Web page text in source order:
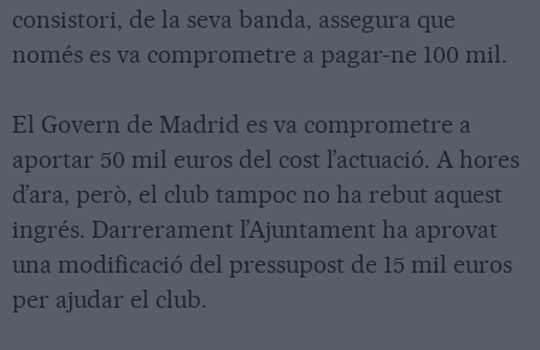
consistori, de la seva banda, assegura que
només es va comprometre a pagar-ne 100 mil.
El Govern de Madrid es va comprometre a
aportar 50 mil euros del cost l’actuació. A hores
d’ara, però, el club tampoc no ha rebut aquest
ingrés. Darrerament l’Ajuntament ha aprovat
una modificació del pressupost de 15 mil euros
per ajudar el club.